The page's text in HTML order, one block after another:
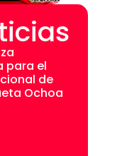
para el
de
Ochoa